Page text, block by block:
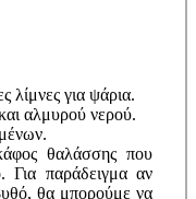
λίμνες για ψάρια.
αλμυρού νερού.
θαλάσσης που
Για παράδειγμα αν
θα μπορούμε να